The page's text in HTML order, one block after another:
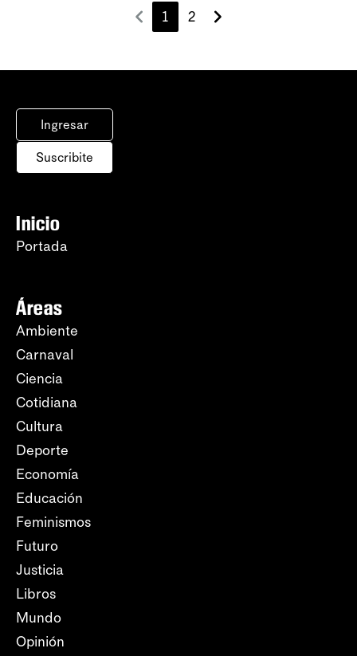
1 2
Ingresar
Suscribite
Inicio
Portada
Áreas
Ambiente
Carnaval
Ciencia
Cotidiana
Cultura
Deporte
Economía
Educación
Feminismos
Futuro
Justicia
Libros
Mundo
Opinión